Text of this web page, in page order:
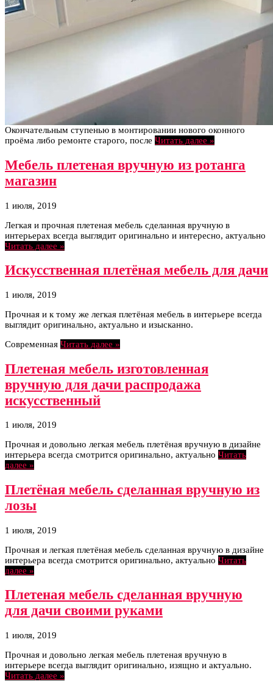
Окончательным ступенью в монтировании нового оконного
проёма либо ремонте старого, после Читать далее »
Мебель плетеная вручную из ротанга
магазин
1 июля, 2019
Легкая и прочная плетеная мебель сделанная вручную в
интерьерах всегда выглядит оригинально и интересно, актуально
Читать далее »
Искусственная плетёная мебель для дачи
1 июля, 2019
Прочная и к тому же легкая плетёная мебель в интерьере всегда
выглядит оригинально, актуально и изысканно.
Современная Читать далее »
Плетеная мебель изготовленная
вручную для дачи распродажа
искусственный
1 июля, 2019
Прочная и довольно легкая мебель плетёная вручную в дизайне
интерьера всегда смотрится оригинально, актуально Читать
далее »
Плетёная мебель сделанная вручную из
лозы
1 июля, 2019
Прочная и легкая плетёная мебель сделанная вручную в дизайне
интерьера всегда смотрится оригинально, актуально Читать
далее »
Плетеная мебель сделанная вручную
для дачи своими руками
1 июля, 2019
Прочная и довольно легкая мебель плетеная вручную в
интерьере всегда выглядит оригинально, изящно и актуально.
Читать далее »